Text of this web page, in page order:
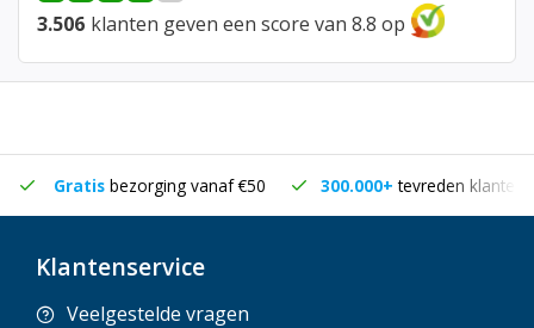
3.506 klanten geven een score van 8.8 op
Gratis bezorging vanaf €50 300.000+tevreden klanten
Klantenservice
Veelgestelde vragen